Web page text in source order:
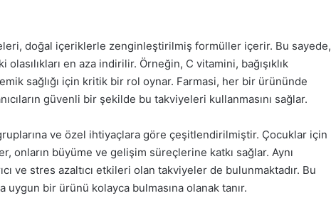
doğal içeriklerle zenginleştirilmiş formüller içerir. Bu sayede,
en aza indirilir. Örneğin, C vitamini, bağışıklık
sağlığı için kritik bir rol oynar. Farmasi, her bir ürününde
güvenli bir şekilde bu takviyeleri kullanmasını sağlar.
ve özel ihtiyaçlara göre çeşitlendirilmiştir. Çocuklar için
onların büyüme ve gelişim süreçlerine katkı sağlar. Aynı
ve stres azaltıcı etkileri olan takviyeler de bulunmaktadır. Bu
bir ürünü kolayca bulmasına olanak tanır.